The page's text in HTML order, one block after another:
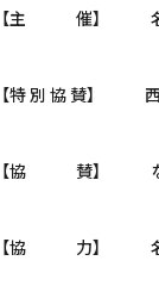
【主 催】 名古屋
【特 別 協 賛】 西
【協 賛】 なごや農
【協 力】 名